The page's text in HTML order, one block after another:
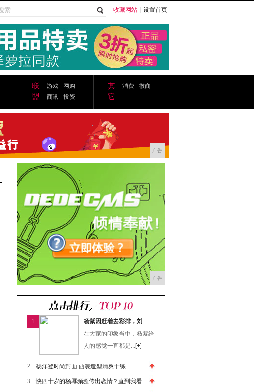
收藏网站 设置首页
联
盟
游戏
网购
商讯
投资
其
它
消费 微商
广告
广告
1
杨紫因赶着去彩排，刘
在大家的印象当中，杨紫给
人的感觉一直都是...[+]
2 杨洋登时尚封面 西装造型清爽干练
3 快四十岁的杨幂频频传出恋情？直到我看